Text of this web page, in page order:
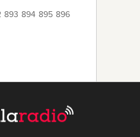
893 894 895 896
909 Últim